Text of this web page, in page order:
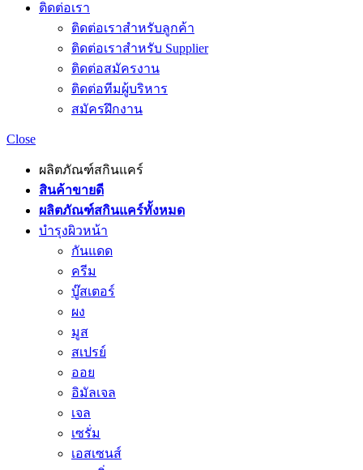
ติดต่อเรา
ติดต่อเราสำหรับลูกค้า
ติดต่อเราสำหรับ Supplier
ติดต่อสมัครงาน
ติดต่อทีมผู้บริหาร
สมัครฝึกงาน
Close
ผลิตภัณฑ์สกินแคร์
สินค้าขายดี
ผลิตภัณฑ์สกินแคร์ทั้งหมด
บำรุงผิวหน้า
กันแดด
ครีม
บู๊สเตอร์
ผง
มูส
สเปรย์
ออย
อิมัลเจล
เจล
เซรั่ม
เอสเซนส์